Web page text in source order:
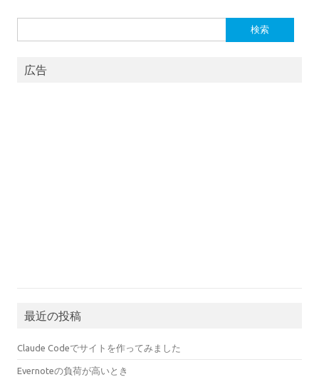
o
o
a
索:
広告
最近の投稿
Claude Codeでサイトを作ってみました
Evernoteの負荷が高いとき